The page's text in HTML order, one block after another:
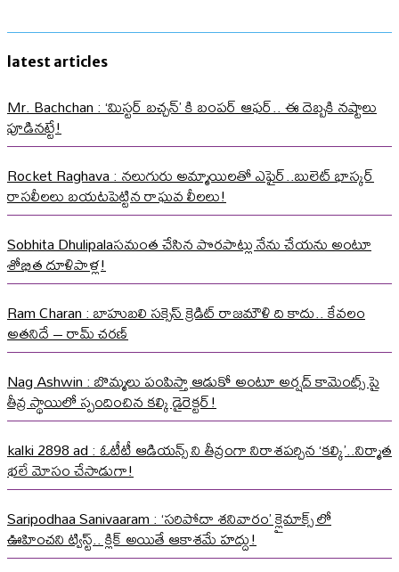
latest articles
Mr. Bachchan : ‘మిస్టర్ బచ్చన్’ కి బంపర్ ఆఫర్.. ఈ దెబ్బకి నష్టాలు
పూడినట్టే!
Rocket Raghava : నలుగురు అమ్మాయిలతో ఎఫైర్..బులెట్ భాస్కర్
రాసలీలలు బయటపెట్టిన రాఘవ లీలలు!
Sobhita Dhulipalaసమంత చేసిన పొరపాట్లు నేను చేయను అంటూ
శోభిత దూళిపాళ్ల!
Ram Charan : బాహుబలి సక్సెస్ క్రెడిట్ రాజమౌళి ది కాదు.. కేవలం
అతనిదే – రామ్ చరణ్
Nag Ashwin : బొమ్మలు పంపిస్తా ఆడుకో అంటూ అర్షద్ కామెంట్స్ పై
తీవ్ర స్థాయిలో స్పందించిన కల్కి డైరెక్టర్!
kalki 2898 ad : ఓటీటీ ఆడియన్స్ ని తీవ్రంగా నిరాశపర్చిన ‘కల్కి’..నిర్మాత
భలే మోసం చేసాడుగా!
Saripodhaa Sanivaaram : ‘సరిపోదా శనివారం’ క్లైమాక్స్ లో
ఊహించని ట్విస్ట్.. క్లిక్ అయితే ఆకాశమే హద్దు!